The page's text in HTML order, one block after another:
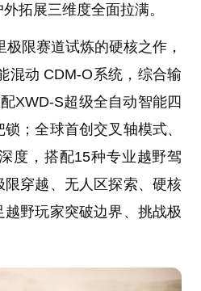
拓展三维度全面拉满。
限赛道试炼的硬核之作，
混动 CDM-O系统，综合输
XWD-S超级全自动智能四
；全球首创交叉轴模式、
度，搭配15种专业越野驾
穿越、无人区探索、硬核
野玩家突破边界、挑战极